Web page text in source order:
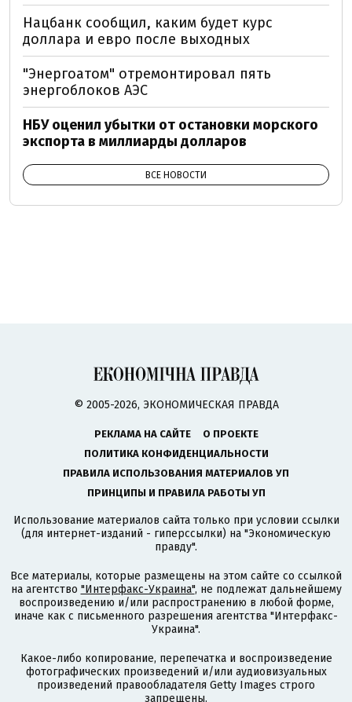
Нацбанк сообщил, каким будет курс
доллара и евро после выходных
"Энергоатом" отремонтировал пять
энергоблоков АЭС
НБУ оценил убытки от остановки морского
экспорта в миллиарды долларов
ВСЕ НОВОСТИ
© 2005-2026, ЭКОНОМИЧЕСКАЯ ПРАВДА
РЕКЛАМА НА САЙТЕ
О ПРОЕКТЕ
ПОЛИТИКА КОНФИДЕНЦИАЛЬНОСТИ
ПРАВИЛА ИСПОЛЬЗОВАНИЯ МАТЕРИАЛОВ УП
ПРИНЦИПЫ И ПРАВИЛА РАБОТЫ УП
Использование материалов сайта только при условии ссылки
(для интернет-изданий - гиперссылки) на "Экономическую
правду".
Все материалы, которые размещены на этом сайте со ссылкой
на агентство "Интерфакс-Украина", не подлежат дальнейшему
воспроизведению и/или распространению в любой форме,
иначе как с письменного разрешения агентства "Интерфакс-
Украина".
Какое-либо копирование, перепечатка и воспроизведение
фотографических произведений и/или аудиовизуальных
произведений правообладателя Getty Images строго
запрещены.